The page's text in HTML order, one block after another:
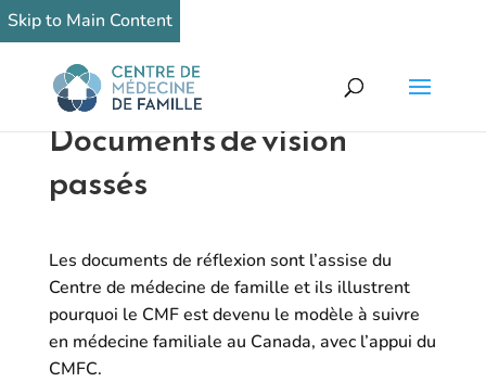
Skip to Main Content
Documents de vision
passés
Les documents de réflexion sont l’assise du
Centre de médecine de famille et ils illustrent
pourquoi le CMF est devenu le modèle à suivre
en médecine familiale au Canada, avec l’appui du
CMFC.